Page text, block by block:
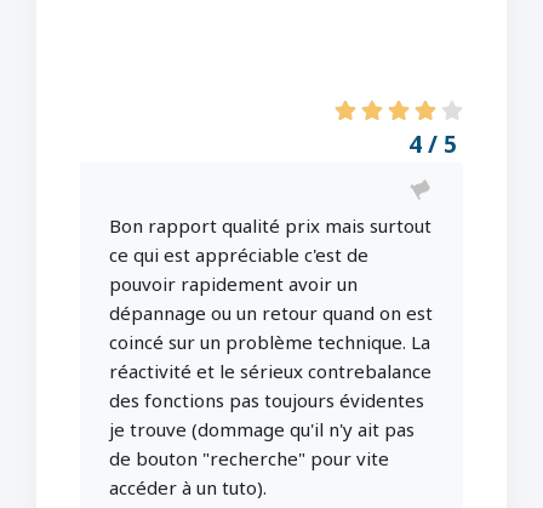
4 / 5
Bon rapport qualité prix mais surtout
ce qui est appréciable c'est de
pouvoir rapidement avoir un
dépannage ou un retour quand on est
coincé sur un problème technique. La
réactivité et le sérieux contrebalance
des fonctions pas toujours évidentes
je trouve (dommage qu'il n'y ait pas
de bouton "recherche" pour vite
accéder à un tuto).